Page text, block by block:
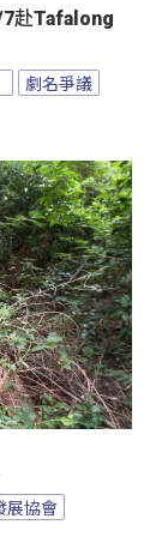
7赴Tafalong
劇名爭議
展協會